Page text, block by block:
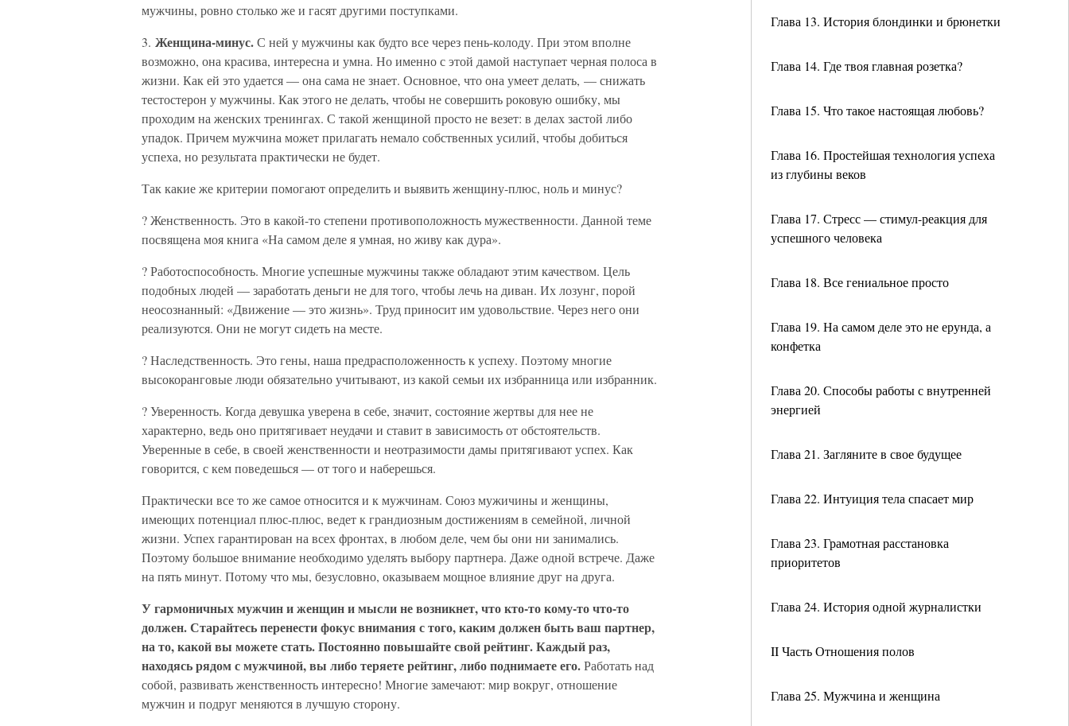
Глава 13. История блондинки и брюнетки
Глава 14. Где твоя главная розетка?
Глава 15. Что такое настоящая любовь?
Глава 16. Простейшая технология успеха
из глубины веков
Глава 17. Стресс — стимул-реакция для
успешного человека
Глава 18. Все гениальное просто
Глава 19. На самом деле это не ерунда, а
конфетка
Глава 20. Способы работы с внутренней
энергией
Глава 21. Загляните в свое будущее
Глава 22. Интуиция тела спасает мир
Глава 23. Грамотная расстановка
приоритетов
Глава 24. История одной журналистки
II Часть Отношения полов
Глава 25. Мужчина и женщина
мужчины, ровно столько же и гасят другими поступками.
3. Женщина-минус.С ней у мужчины как будто все через пень-колоду. При этом вполне
возможно, она красива, интересна и умна. Но именно с этой дамой наступает черная полоса в
жизни. Как ей это удается — она сама не знает. Основное, что она умеет делать, — снижать
тестостерон у мужчины. Как этого не делать, чтобы не совершить роковую ошибку, мы
проходим на женских тренингах. С такой женщиной просто не везет: в делах застой либо
упадок. Причем мужчина может прилагать немало собственных усилий, чтобы добиться
успеха, но результата практически не будет.
Так какие же критерии помогают определить и выявить женщину-плюс, ноль и минус?
? Женственность. Это в какой-то степени противоположность мужественности. Данной теме
посвящена моя книга «На самом деле я умная, но живу как дура».
? Работоспособность. Многие успешные мужчины также обладают этим качеством. Цель
подобных людей — заработать деньги не для того, чтобы лечь на диван. Их лозунг, порой
неосознанный: «Движение — это жизнь». Труд приносит им удовольствие. Через него они
реализуются. Они не могут сидеть на месте.
? Наследственность. Это гены, наша предрасположенность к успеху. Поэтому многие
высокоранговые люди обязательно учитывают, из какой семьи их избранница или избранник.
? Уверенность. Когда девушка уверена в себе, значит, состояние жертвы для нее не
характерно, ведь оно притягивает неудачи и ставит в зависимость от обстоятельств.
Уверенные в себе, в своей женственности и неотразимости дамы притягивают успех. Как
говорится, с кем поведешься — от того и наберешься.
Практически все то же самое относится и к мужчинам. Союз мужичины и женщины,
имеющих потенциал плюс-плюс, ведет к грандиозным достижениям в семейной, личной
жизни. Успех гарантирован на всех фронтах, в любом деле, чем бы они ни занимались.
Поэтому большое внимание необходимо уделять выбору партнера. Даже одной встрече. Даже
на пять минут. Потому что мы, безусловно, оказываем мощное влияние друг на друга.
У гармоничных мужчин и женщин и мысли не возникнет, что кто-то кому-то что-то
должен. Старайтесь перенести фокус внимания с того, каким должен быть ваш партнер,
на то, какой вы можете стать. Постоянно повышайте свой рейтинг. Каждый раз,
находясь рядом с мужчиной, вы либо теряете рейтинг, либо поднимаете его.Работать над
собой, развивать женственность интересно! Многие замечают: мир вокруг, отношение
мужчин и подруг меняются в лучшую сторону.